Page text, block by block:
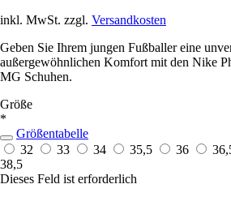
inkl. MwSt. zzgl. Versandkosten
Geben Sie Ihrem jungen Fußballer eine
außergewöhnlichen Komfort mit den Nike
MG Schuhen.
Größe
*
Größentabelle
32
33 34 35,5 36
38,5
Dieses Feld ist erforderlich